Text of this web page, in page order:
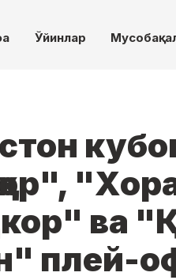
Ўйинлар
ва
плей-